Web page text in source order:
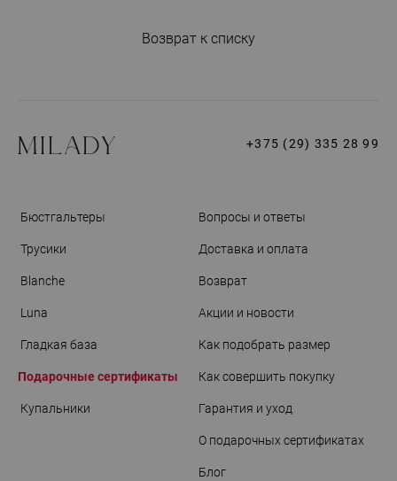
Возврат к списку
+375 (29) 335 28 99
Бюстгальтеры
Трусики
Blanche
Luna
Гладкая база
Подарочные сертификаты
Купальники
Вопросы и ответы
Доставка и оплата
Возврат
Акции и новости
Как подобрать размер
Как совершить покупку
Гарантия и уход
О подарочных сертификатах
Блог